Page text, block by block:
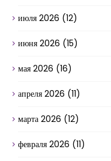
июля 2026 (12)
июня 2026 (15)
мая 2026 (16)
апреля 2026 (11)
марта 2026 (12)
февраля 2026 (11)